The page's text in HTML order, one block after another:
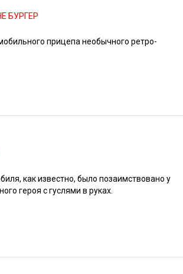
БУРГЕР
прицепа необычного ретро-
как известно, было позаимствовано у
героя с гуслями в руках.